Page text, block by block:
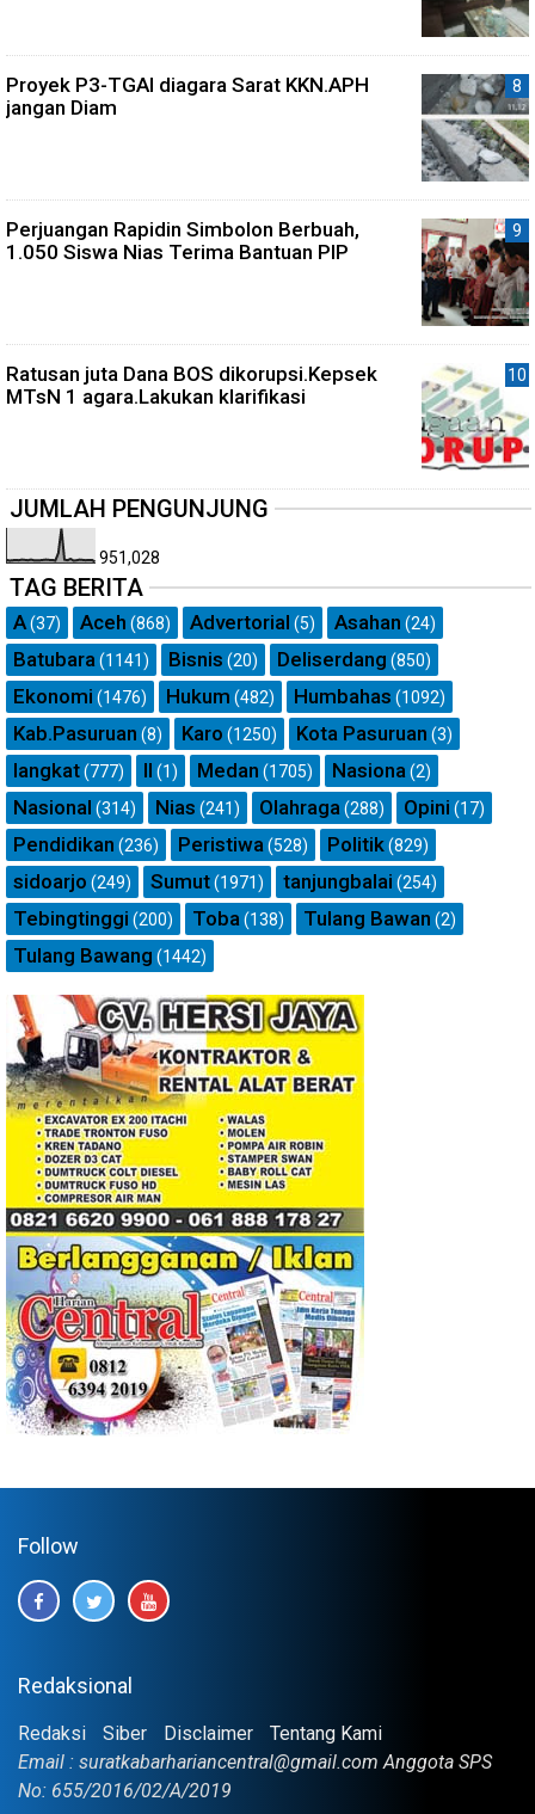
Proyek P3-TGAI diagara Sarat KKN.APH
jangan Diam
Perjuangan Rapidin Simbolon Berbuah,
1.050 Siswa Nias Terima Bantuan PIP
Ratusan juta Dana BOS dikorupsi.Kepsek
MTsN 1 agara.Lakukan klarifikasi
JUMLAH PENGUNJUNG
951,028
TAG BERITA
A(37) Aceh (868) Advertorial (5) Asahan (24)
Batubara(1141) Bisnis (20) Deliserdang (850)
Ekonomi (1476) Hukum (482) Humbahas (1092)
Kab.Pasuruan (8) Karo (1250) Kota Pasuruan (3)
langkat(777) ll (1) Medan (1705) Nasiona(2)
Nasional (314) Nias (241) Olahraga(288) Opini (17)
Pendidikan (236) Peristiwa(528) Politik(829)
sidoarjo (249) Sumut(1971) tanjungbalai (254)
Tebingtinggi (200) Toba(138) Tulang Bawan (2)
Tulang Bawang (1442)
Follow
Redaksional
Redaksi Siber Disclaimer
Tentang Kami
Email : suratkabarhariancentral@gmail.com Anggota SPS
No: 655/2016/02/A/2019